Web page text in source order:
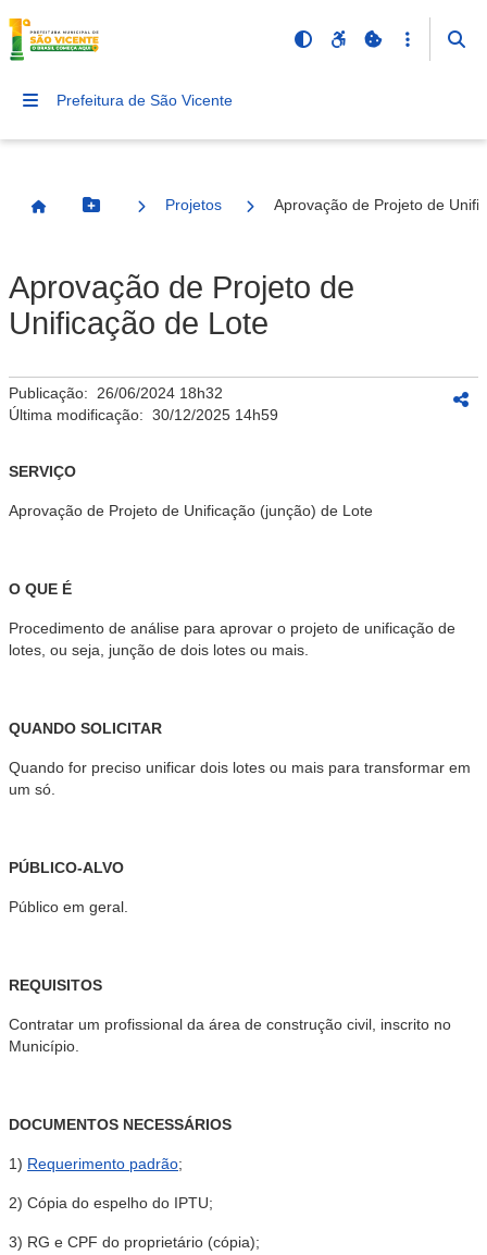
Prefeitura de São Vicente
Página InicialBotão Menu
Projetos Aprovação de Projeto de
Aprovação de Projeto de
Unificação de Lote
Publicação: 26/06/2024 18h32
Última modificação: 30/12/2025 14h59
SERVIÇO
Aprovação de Projeto de Unificação (junção) de Lote
O QUE É
Procedimento de análise para aprovar o projeto de unificação de
lotes, ou seja, junção de dois lotes ou mais.
QUANDO SOLICITAR
Quando for preciso unificar dois lotes ou mais para transformar em
um só.
PÚBLICO-ALVO
Público em geral.
REQUISITOS
Contratar um profissional da área de construção civil, inscrito no
Município.
DOCUMENTOS NECESSÁRIOS
1) Requerimento padrão;
2) Cópia do espelho do IPTU;
3) RG e CPF do proprietário (cópia);